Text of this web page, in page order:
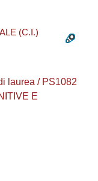
(C.I.)
laurea / PS1082
E